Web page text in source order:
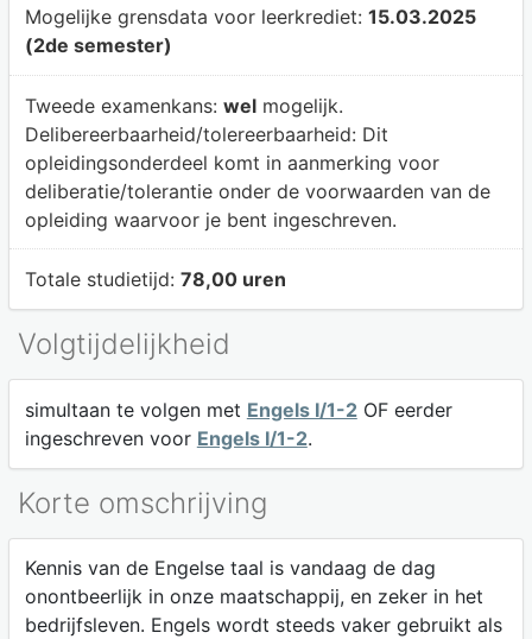
Mogelijke grensdata voor leerkrediet: 15.03.2025
(2de semester)
Tweede examenkans: welmogelijk.
Delibereerbaarheid/tolereerbaarheid: Dit
opleidingsonderdeel komt in aanmerking voor
deliberatie/tolerantie onder de voorwaarden van de
opleiding waarvoor je bent ingeschreven.
Totale studietijd: 78,00 uren
Volgtijdelijkheid
simultaan te volgen met Engels I/1-2OF eerder
ingeschreven voor Engels I/1-2.
Korte omschrijving
Kennis van de Engelse taal is vandaag de dag
onontbeerlijk in onze maatschappij, en zeker in het
bedrijfsleven. Engels wordt steeds vaker gebruikt als